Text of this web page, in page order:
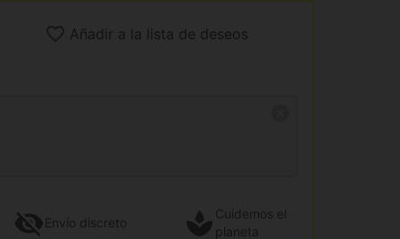
Añadir a la lista de deseos
Envío discreto
Cuidemos el
planeta